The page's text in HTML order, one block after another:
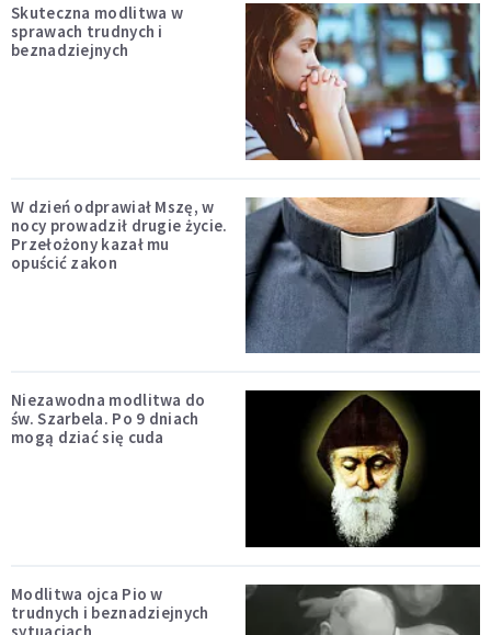
Skuteczna modlitwa w
sprawach trudnych i
beznadziejnych
W dzień odprawiał Mszę, w
nocy prowadził drugie życie.
Przełożony kazał mu
opuścić zakon
Niezawodna modlitwa do
św. Szarbela. Po 9 dniach
mogą dziać się cuda
Modlitwa ojca Pio w
trudnych i beznadziejnych